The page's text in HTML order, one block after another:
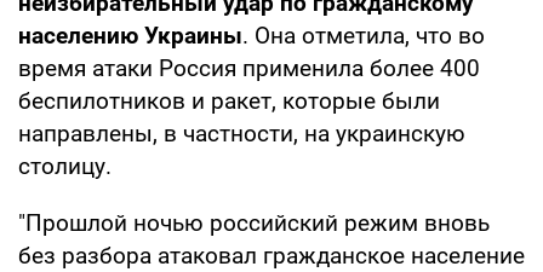
населению Украины. Она отметила, что во
время атаки Россия применила более 400
беспилотников и ракет, которые были
направлены, в частности, на украинскую
столицу.
"Прошлой ночью российский режим вновь
без разбора атаковал гражданское население